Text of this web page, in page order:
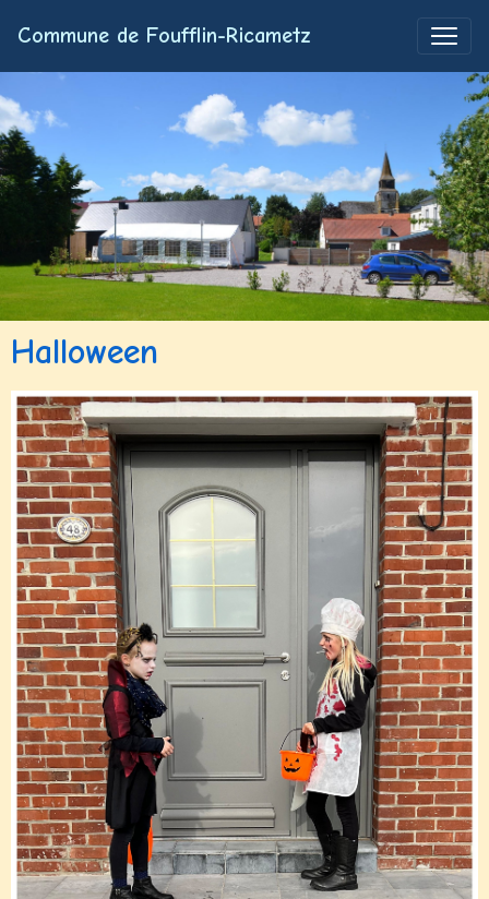
Commune de Foufflin-Ricametz
Halloween